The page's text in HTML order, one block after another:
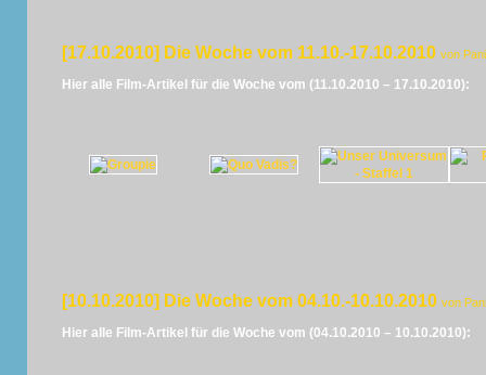
[17.10.2010] Die Woche vom 11.10.-17.10.2010 von
Hier alle Film-Artikel für die Woche vom (11.10.2010 – 17.10.2010):
[10.10.2010] Die Woche vom 04.10.-10.10.2010 von
Hier alle Film-Artikel für die Woche vom (04.10.2010 – 10.10.2010):